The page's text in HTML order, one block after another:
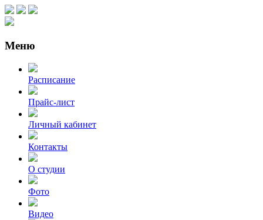
Меню
Расписание
Прайс-лист
Личный кабинет
Контакты
О студии
Фото
Видео